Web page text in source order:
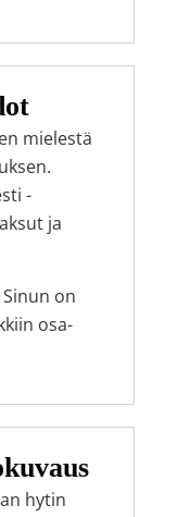
mielestä
-
ja
on
osa-
hytin